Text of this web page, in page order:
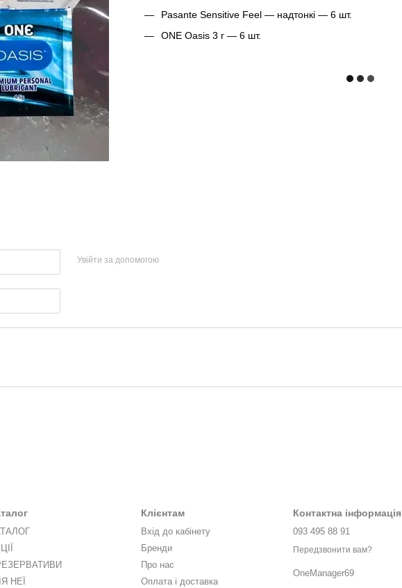
Pasante Sensitive Feel — надтонкі — 6 шт.
ONE Oasis 3 г — 6 шт.
Увійти за допомогою
НЕЇ
Клієнтам
Вхід до кабінету
Бренди
Про нас
Оплата і доставка
Контактна інформація
093 495 88 91
Передзвонити вам?
OneManager69